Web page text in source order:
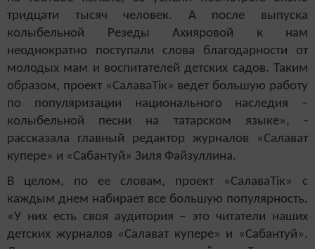
тридцати тысяч человек. А после выпуска
колыбельной Резеды Ахияровой к нам
неоднократно поступали слова благодарности от
молодых мам и воспитателей детских садов. Таким
образом, проект «СалаваТік» ведет большую работу
по популяризации национального наследия –
колыбельной песни на татарском языке», -
рассказала главный редактор журналов «Салават
купере» и «Сабантуй» Зиля Файзуллина.
В целом, по ее словам, проект «СалаваТік» с
каждым днем набирает все большую популярность.
«У них есть своя аудитория – это читатели наших
детских журналов «Салават купере» и «Сабантуй».